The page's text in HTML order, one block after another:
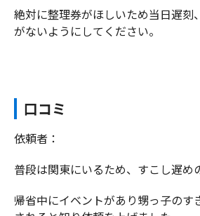
絶対に整理券がほしいため当日遅刻
がないようにしてください。
口コミ
依頼者：
普段は関東にいるため、すこし遅め
帰省中にイベントがあり甥っ子のす